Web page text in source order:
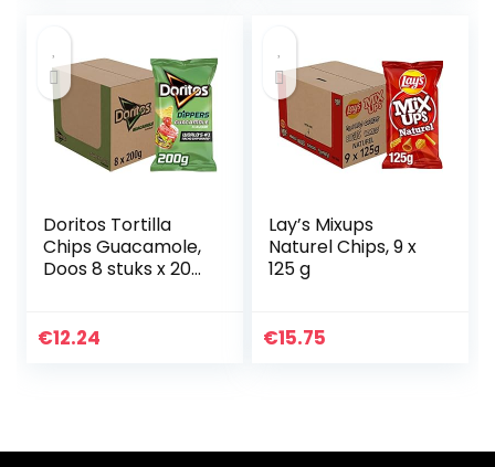
Doritos Tortilla
Chips Guacamole,
Doos 8 stuks x 200
€12.24
Lay’s Mixups
Naturel Chips, 9 x
125 g
€15.75